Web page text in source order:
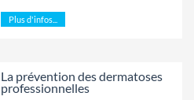
Plus d'infos...
La prévention des dermatoses
professionnelles